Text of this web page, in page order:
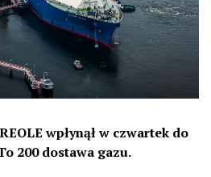
wpłynął w czwartek do
200 dostawa gazu.